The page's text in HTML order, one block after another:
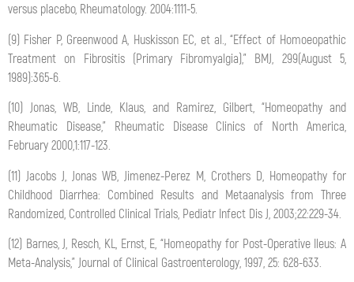
versus placebo, Rheumatology. 2004:1111-5.
(9) Fisher P, Greenwood A, Huskisson EC, et al., “Effect of Homoeopathic
Treatment on Fibrositis (Primary Fibromyalgia),” BMJ, 299(August 5,
1989):365-6.
(10) Jonas, WB, Linde, Klaus, and Ramirez, Gilbert, “Homeopathy and
Rheumatic Disease,” Rheumatic Disease Clinics of North America,
February 2000,1:117-123.
(11) Jacobs J, Jonas WB, Jimenez-Perez M, Crothers D, Homeopathy for
Childhood Diarrhea: Combined Results and Metaanalysis from Three
Randomized, Controlled Clinical Trials, Pediatr Infect Dis J, 2003;22:229-34.
(12) Barnes, J, Resch, KL, Ernst, E, “Homeopathy for Post-Operative Ileus: A
Meta-Analysis,” Journal of Clinical Gastroenterology, 1997, 25: 628-633.